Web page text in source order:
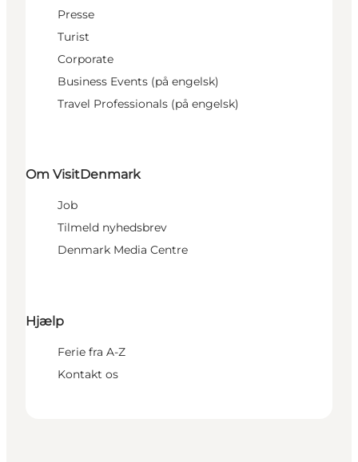
Presse
Turist
Corporate
Business Events (på engelsk)
Travel Professionals (på engelsk)
Om VisitDenmark
Job
Tilmeld nyhedsbrev
Denmark Media Centre
Hjælp
Ferie fra A-Z
Kontakt os